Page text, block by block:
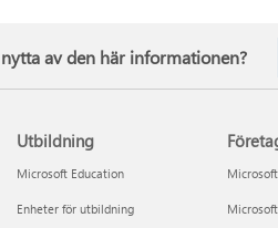
av den här informationen?
Utbildning
Microsoft Education
Enheter för utbildning